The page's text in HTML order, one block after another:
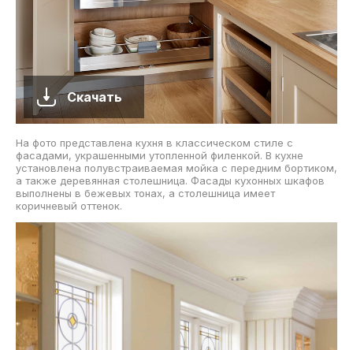
Скачать
На фото представлена кухня в классическом стиле с
фасадами, украшенными утопленной филенкой. В кухне
установлена полувстраиваемая мойка с передним бортиком,
а также деревянная столешница. Фасады кухонных шкафов
выполнены в бежевых тонах, а столешница имеет
коричневый оттенок.